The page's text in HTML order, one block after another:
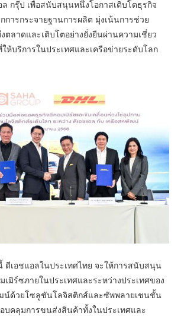
ล กรุ๊ป เพื่อสนับสนุนหนึ่งโอกาสเติบโตธุรกิจ
การกระจายฐานการผลิต มุ่งเน้นการช่วย
ตลาดและเติบโตอย่างยั่งยืนผ่านความเชี่ยว
ห้บริการในประเทศและเครือข่ายระดับโลก
ดีเอชแอลในประเทศไทย จะให้การสนับสนุน
มิร์ซภายในประเทศและระหว่างประเทศของ
น์ด้วยโซลูชันโลจิสติกส์และซัพพลายเชนชั้น
บคลุมการขนส่งสินค้าทั้งในประเทศและ